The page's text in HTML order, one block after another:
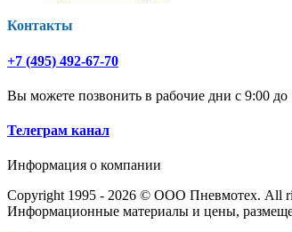
Контакты
+7 (495) 492-67-70
Вы можете позвонить в рабочие дни с 9:00 до
Телеграм канал
Информация о компании
Copyright 1995 - 2026 © ООО Пневмотех. All
Информационные материалы и цены,